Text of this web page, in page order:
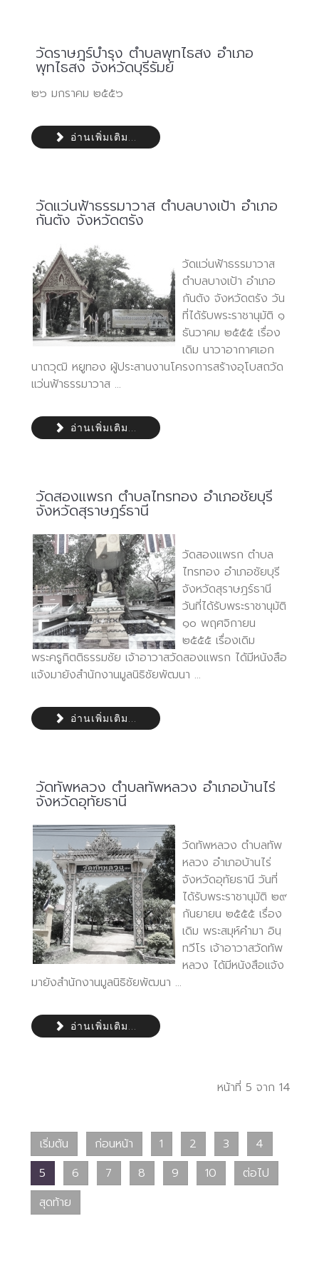
วัดราษฎร์บำรุง ตำบลพุทไธสง อำเภอ
พุทไธสง จังหวัดบุรีรัมย์
๒๖ มกราคม ๒๕๕๖
อ่านเพิ่มเติม...
วัดแว่นฟ้าธรรมาวาส ตำบลบางเป้า อำเภอ
กันตัง จังหวัดตรัง
วัดแว่นฟ้าธรรมาวาส
ตำบลบางเป้า อำเภอ
กันตัง จังหวัดตรัง วัน
ที่ได้รับพระราชานุมัติ ๑
ธันวาคม ๒๕๕๕ เรื่อง
เดิม นาวาอากาศเอก
นาถวุฒิ หยูทอง ผู้ประสานงานโครงการสร้างอุโบสถวัด
แว่นฟ้าธรรมาวาส ...
อ่านเพิ่มเติม...
วัดสองแพรก ตำบลไทรทอง อำเภอชัยบุรี
จังหวัดสุราษฎร์ธานี
วัดสองแพรก ตำบล
ไทรทอง อำเภอชัยบุรี
จังหวัดสุราษฎร์ธานี
วันที่ได้รับพระราชานุมัติ
๑๐ พฤศจิกายน
๒๕๕๕ เรื่องเดิม
พระครูกิตติธรรมชัย เจ้าอาวาสวัดสองแพรก ได้มีหนังสือ
แจ้งมายังสำนักงานมูลนิธิชัยพัฒนา ...
อ่านเพิ่มเติม...
วัดทัพหลวง ตำบลทัพหลวง อำเภอบ้านไร่
จังหวัดอุทัยธานี
วัดทัพหลวง ตำบลทัพ
หลวง อำเภอบ้านไร่
จังหวัดอุทัยธานี วันที่
ได้รับพระราชานุมัติ ๒๙
กันยายน ๒๕๕๕ เรื่อง
เดิม พระสมุห์คำมา อินฺ
ทวีโร เจ้าอาวาสวัดทัพ
หลวง ได้มีหนังสือแจ้ง
มายังสำนักงานมูลนิธิชัยพัฒนา ...
อ่านเพิ่มเติม...
หน้าที่ 5 จาก 14
เริ่มต้น ก่อนหน้า 1 2 3
4
5
6 7 8 9 10
ต่อไป
สุดท้าย